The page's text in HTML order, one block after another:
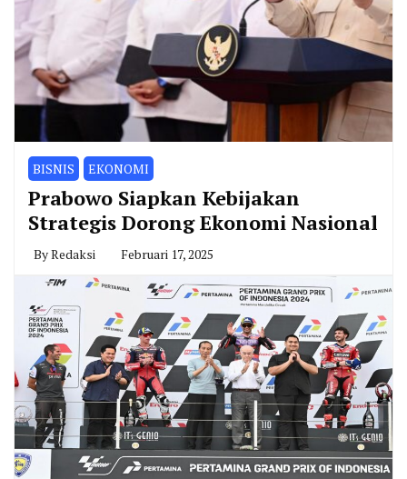
BISNIS EKONOMI
Prabowo Siapkan Kebijakan
Strategis Dorong Ekonomi Nasional
ByRedaksi Februari 17, 2025